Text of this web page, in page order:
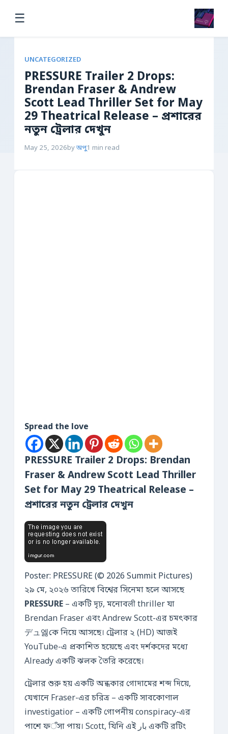
☰
UNCATEGORIZED
PRESSURE Trailer 2 Drops:
Brendan Fraser & Andrew
Scott Lead Thriller Set for May
29 Theatrical Release – প্রশারের
নতুন ট্রেলার দেখুন
May 25, 2026byঅপু1 min read
Spread the love
PRESSURE Trailer 2 Drops: Brendan
Fraser & Andrew Scott Lead Thriller
Set for May 29 Theatrical Release –
প্রশারের নতুন ট্রেলার দেখুন
Poster: PRESSURE (© 2026 Summit Pictures)
২৯ মে, ২০২৬ তারিখে বিশ্বের সিনেমা হলে আসছে
PRESSURE – একটি দৃঢ়, মনোবली thriller যা
Brendan Fraser এবং Andrew Scott-এর চমৎকার
デュ엟কে নিয়ে আসছে। ট্রেলার ২ (HD) আজই
YouTube-এ প্রকাশিত হয়েছে এবং দর্শকদের মধ্যে
Already একটি ঝলক তৈরি করেছে।
ট্রেলার শুরু হয় একটি অন্ধকার গোদামের শব্দ দিয়ে,
যেখানে Fraser-এর চরিত্র – একটি সাবকোণাল
investigatior – একটি গোপনীয় conspiracy-এর
পাশে ফँসা পায়। Scott, যিনি এই بار একটি রটিং